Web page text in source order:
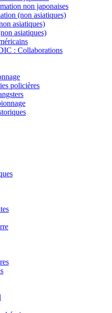
non japonaises
(non asiatiques)
asiatiques)
asiatiques)
: Collaborations
policières